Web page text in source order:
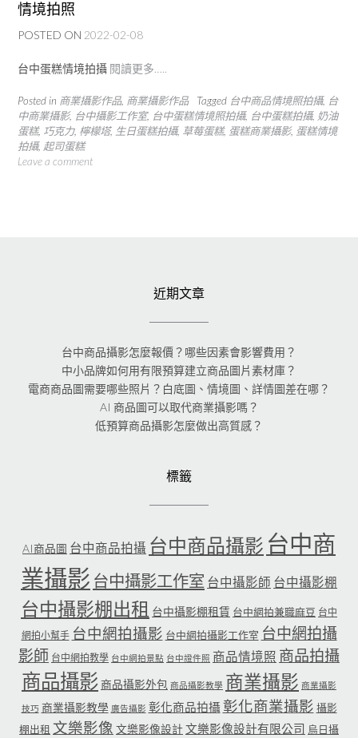
情境拍照
POSTED ON 2022-02-08
台中蛋糕情境拍攝 閱讀更多…..
Posted in 商業攝影作品, 商業攝影作品 Tagged 台中商品情境照拍攝, 台
中商業攝影, 台中攝影工作室, 台中蛋糕情境照拍攝, 台中蛋糕拍攝, 奶油
蛋糕, 巧克力, 檸檬塔, 生日蛋糕拍攝, 草莓蛋糕, 蛋糕商業攝影, 蛋糕情境
拍攝, 起司蛋糕
Leave a comment
近期文章
台中商品攝影怎麼報價？哪些因素會影響費用？
中小品牌如何用有限預算建立商品圖片素材庫？
電商商品圖需要哪些照片？白底圖、情境圖、詳情圖差在哪？
AI 商品圖可以取代商業攝影嗎？
低預算商品攝影怎麼做出高質感？
標籤
AI商品圖 台中商品拍攝 台中商品攝影 台中商
業攝影 台中攝影工作室 台中攝影師 台中攝影棚
台中攝影棚出租 台中攝影棚租賃 台中網拍兼職麻豆 台中
網拍小幫手 台中網拍攝影 台中網拍攝影工作室 台中網拍攝
影師 台中網拍教學 台中網拍景點 台中證件照 商品情境照 商品拍攝
商品攝影商品攝影外包 商品攝影教學 商業攝影 商業攝影
技巧 商業攝影教學 廣告攝影 彰化商品拍攝 彰化商業攝影 攝影
棚出租 文樂影像 文樂影像設計文樂影像設計有限公司 烏日攝